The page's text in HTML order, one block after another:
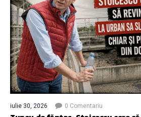
iulie 30, 2026 0 Comentariu